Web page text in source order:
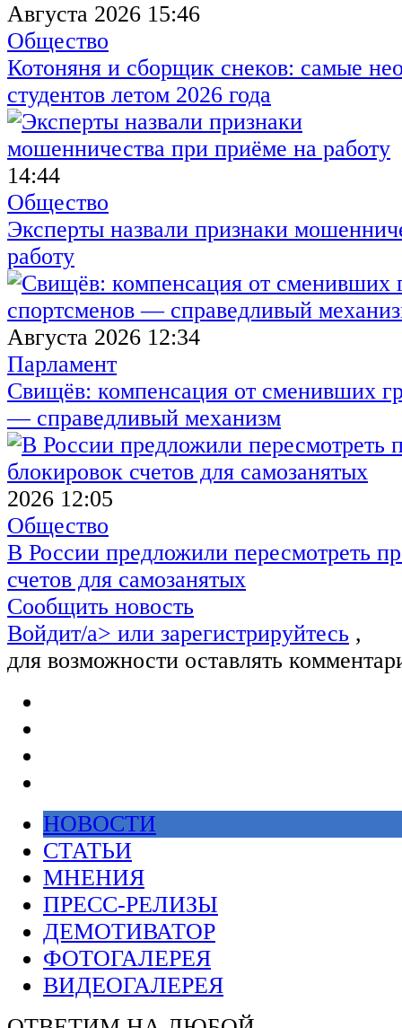
Августа 2026 15:46
Общество
Котоняня и сборщик снеков: самые
студентов летом 2026 года
14:44
Общество
Эксперты назвали признаки
работу
Августа 2026 12:34
Парламент
Свищёв: компенсация от сменивших
— справедливый механизм
2026 12:05
Общество
В России предложили пересмотреть
счетов для самозанятых
Сообщить новость
Войдит/a> или зарегистрируйтесь ,
для возможности оставлять
НОВОСТИ
СТАТЬИ
МНЕНИЯ
ПРЕСС-РЕЛИЗЫ
ДЕМОТИВАТОР
ФОТОГАЛЕРЕЯ
ВИДЕОГАЛЕРЕЯ